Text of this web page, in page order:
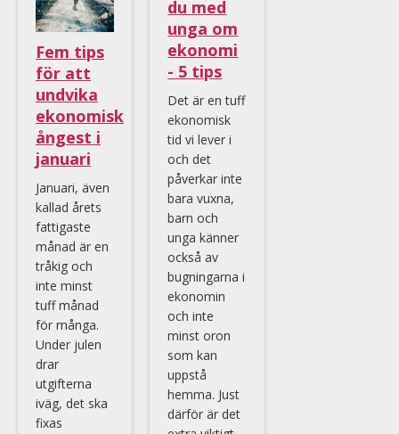
Fem tips
för att
undvika
ekonomisk
ångest i
januari
Januari, även
kallad årets
fattigaste
månad är en
tråkig och
inte minst
tuff månad
för många.
Under julen
drar
utgifterna
iväg, det ska
fixas
du med
unga om
ekonomi
- 5 tips
Det är en tuff
ekonomisk
tid vi lever i
och det
påverkar inte
bara vuxna,
barn och
unga känner
också av
bugningarna i
ekonomin
och inte
minst oron
som kan
uppstå
hemma. Just
därför är det